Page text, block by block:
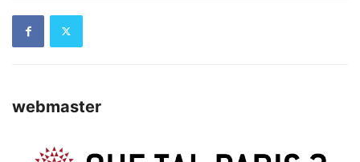
webmaster